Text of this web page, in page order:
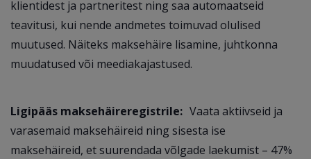
klientidest ja partneritest ning saa automaatseid
teavitusi, kui nende andmetes toimuvad olulised
muutused. Näiteks maksehäire lisamine, juhtkonna
muudatused või meediakajastused.
Ligipääs maksehäireregistrile: Vaata aktiivseid ja
varasemaid maksehäireid ning sisesta ise
maksehäireid, et suurendada võlgade laekumist – 47%